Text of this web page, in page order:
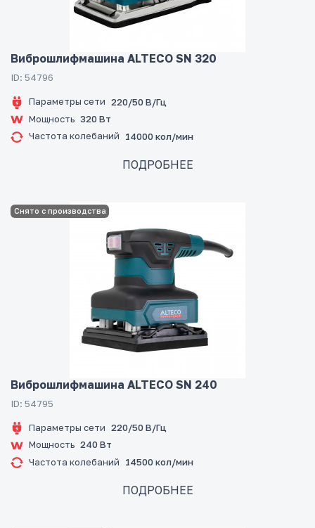
Виброшлифмашина ALTECO SN 320
ID: 54796
Параметры сети 220/50 В/Гц
Мощность 320 Вт
Частота колебаний
14000 кол/мин
ПОДРОБНЕЕ
Снято с производства
Виброшлифмашина ALTECO SN 240
ID: 54795
Параметры сети 220/50 В/Гц
Мощность 240 Вт
Частота колебаний
14500 кол/мин
ПОДРОБНЕЕ